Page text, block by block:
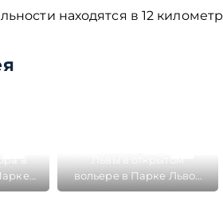
находятся в 12
вольере в Парке Львов
Тайган